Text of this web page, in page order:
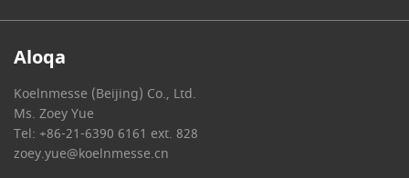
Aloqa
Koelnmesse (Beijing) Co., Ltd.
Ms. Zoey Yue
Tel: +86-21-6390 6161 ext. 828
zoey.yue@koelnmesse.cn